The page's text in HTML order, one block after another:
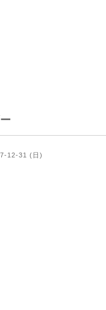
12-31 (日)